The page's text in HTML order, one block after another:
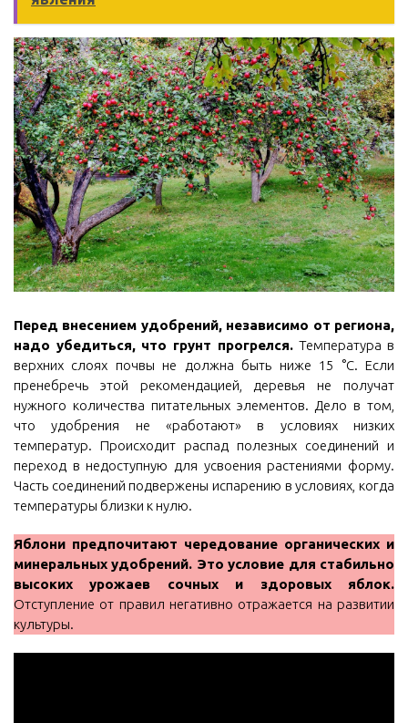
Перед внесением удобрений, независимо от региона,
надо убедиться, что грунт прогрелся.Температура в
верхних слоях почвы не должна быть ниже 15 °С. Если
пренебречь этой рекомендацией, деревья не получат
нужного количества питательных элементов. Дело в том,
что удобрения не «работают» в условиях низких
температур. Происходит распад полезных соединений и
переход в недоступную для усвоения растениями форму.
Часть соединений подвержены испарению в условиях, когда
температуры близки к нулю.
Яблони предпочитают чередование органических и
минеральных удобрений. Это условие для стабильно
высоких урожаев сочных и здоровых яблок.
Отступление от правил негативно отражается на развитии
культуры.